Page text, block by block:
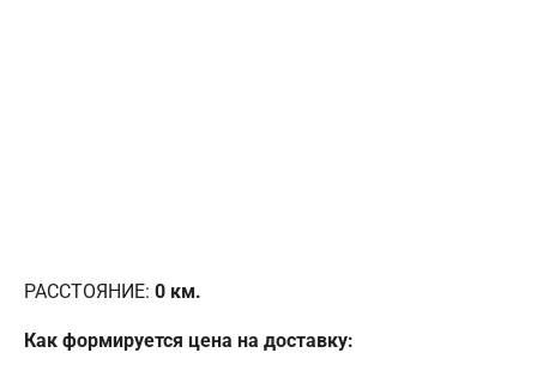
РАССТОЯНИЕ: 0 км.
Как формируется цена на доставку: